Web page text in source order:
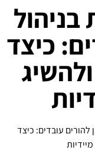
בניהול
כיצד
להורים עובדים: כיצד